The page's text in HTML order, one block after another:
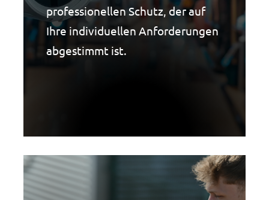
professionellen Schutz, der auf
Ihre individuellen Anforderungen
abgestimmt ist.